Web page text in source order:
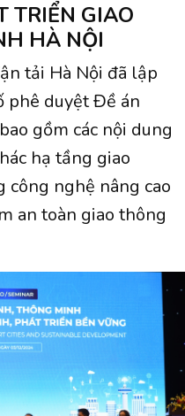
TRIỂN GIAO
HÀ NỘI
tải Hà Nội đã lập
phê duyệt Đề án
gồm các nội dung
hạ tầng giao
công nghệ nâng cao
an toàn giao thông